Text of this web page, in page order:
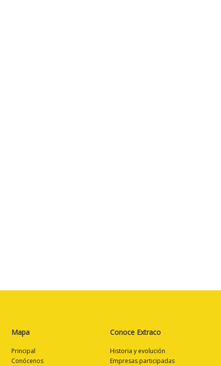
Mapa
Principal
Conócenos
Conoce Extraco
Historia y evolución
Empresas participadas